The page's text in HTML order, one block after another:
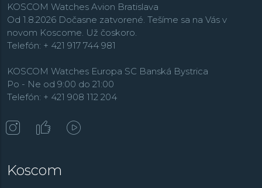
KOSCOM Watches Avion Bratislava
Od 1.8.2026 Dočasne zatvorené. Tešíme sa na Vás v
novom Koscome. Už čoskoro.
Telefón: + 421 917 744 981
KOSCOM Watches Europa SC Banská Bystrica
Po - Ne od 9:00 do 21:00
Telefón: + 421 908 112 204
Koscom